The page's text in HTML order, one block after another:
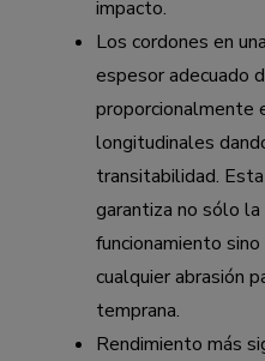
impacto.
Los cordones en
espesor adecuado
proporcionalmente
longitudinales
transitabilidad.
garantiza no sólo
funcionamiento
cualquier abrasión
temprana.
Rendimiento más